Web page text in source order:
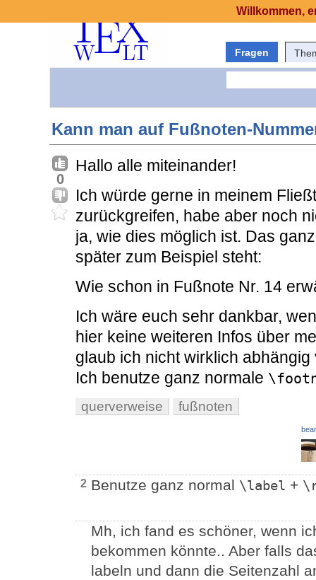
Fragen
Kann man auf Fußnoten-
0
Hallo alle miteinander!
Ich würde gerne in meinem
zurückgreifen, habe aber noch
ja, wie dies möglich ist. Das
später zum Beispiel steht:
Wie schon in Fußnote Nr. 14
Ich wäre euch sehr dankbar,
hier keine weiteren Infos über
glaub ich nicht wirklich
Ich benutze ganz normale
querverweise fußnoten
2 Benutze ganz normal \label +
Mh, ich fand es schöner, wenn
bekommen könnte.. Aber falls
labeln und dann die Seitenzahl
Willkommen,